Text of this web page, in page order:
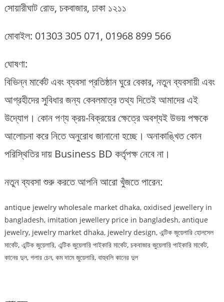
সোয়ারীঘাট রোড, চকবাজার, ঢাকা ১২১১
মোবাইল: 01303 305 071, 01968 899 566
ঘোষণা:
বিভিন্ন মার্কেট এবং ব্যবসা প্রতিষ্ঠান ঘুরে বেকার, নতুন ব্যবসায়ী এবং
আগ্রহীদের সুবিধার জন্য কেবলমাত্র তথ্য দিতেই আমাদের এই
উদ্যোগ। কোন পণ্য ক্রয়-বিক্রয়ের ক্ষেত্রে অবশ্যই উভয় পক্ষকে
আলোচনা করে নিতে অনুরোধ জানানো হচ্ছে। অনাকাঙ্খিত কোন
পরিস্থিতির দায় Business BD কর্তৃপক্ষ নেবে না।
নতুন ব্যবসা শুরু করতে আপনি আরো খুঁজতে পারেন:
antique jewelry wholesale market dhaka, oxidised jewellery in
bangladesh, imitation jewellery price in bangladesh, antique
jewelry, jewelry market dhaka, jewelry design, এন্টিক জুয়েলারি হোলসেল
মার্কেট, এন্টিক জুয়েলারি, এন্টিক জুয়েলারি পাইকারি মার্কেট, চকবাজার জুয়েলারি পাইকারি মার্কেট,
কানের দুল, গলার চেন, কম দামে জুয়েলারি, বাহুবলি কানের দুল